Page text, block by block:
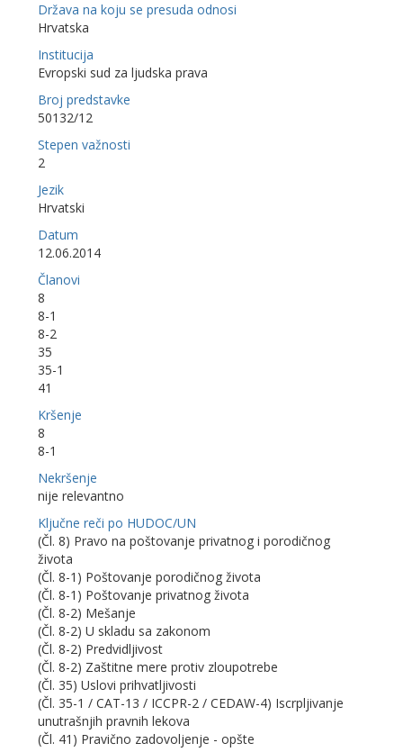
Država na koju se presuda odnosi
Hrvatska
Institucija
Evropski sud za ljudska prava
Broj predstavke
50132/12
Stepen važnosti
2
Jezik
Hrvatski
Datum
12.06.2014
Članovi
8
8-1
8-2
35
35-1
41
Kršenje
8
8-1
Nekršenje
nije relevantno
Ključne reči po HUDOC/UN
(Čl. 8) Pravo na poštovanje privatnog i porodičnog
života
(Čl. 8-1) Poštovanje porodičnog života
(Čl. 8-1) Poštovanje privatnog života
(Čl. 8-2) Mešanje
(Čl. 8-2) U skladu sa zakonom
(Čl. 8-2) Predvidljivost
(Čl. 8-2) Zaštitne mere protiv zloupotrebe
(Čl. 35) Uslovi prihvatljivosti
(Čl. 35-1 / CAT-13 / ICCPR-2 / CEDAW-4) Iscrpljivanje
unutrašnjih pravnih lekova
(Čl. 41) Pravično zadovoljenje - opšte